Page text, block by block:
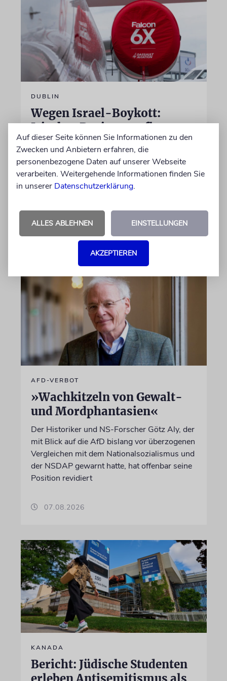
DUBLIN
Wegen Israel-Boykott:
Irisches Regierungsflugzeug
kann nicht mehr im Nebel
landen
Beim Kauf der Maschine wurde bewusst auf
das System »FalconEye« verzichtet, weil der
dem Produkt beteiligt ist
07.08.2026
AFD-VERBOT
»Wachkitzeln von Gewalt-
und Mordphantasien«
Der Historiker und NS-Forscher Götz Aly, der
mit Blick auf die AfD bislang vor überzogenen
Vergleichen mit dem Nationalsozialismus und
der NSDAP gewarnt hatte, hat offenbar seine
Position revidiert
07.08.2026
KANADA
Bericht: Jüdische Studenten
Auf dieser Seite können Sie Informationen zu den
Zwecken und Anbietern erfahren, die
personenbezogene Daten auf unserer Webseite
verarbeiten. Weitergehende Informationen finden Sie
in unserer Datenschutzerklärung.
ALLES ABLEHNEN EINSTELLUNGEN
AKZEPTIEREN